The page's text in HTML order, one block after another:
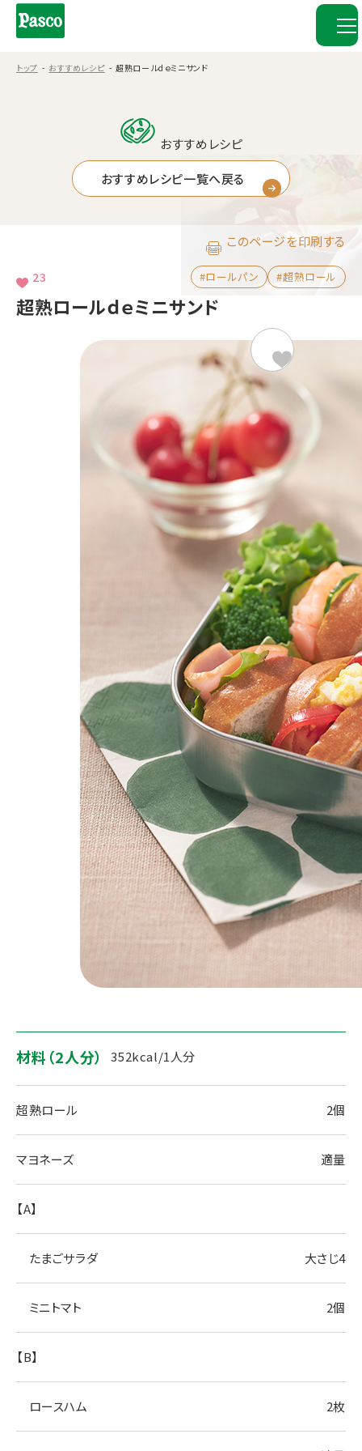
トップ おすすめレシピ 超熟ロールｄｅミニサンド
おすすめレシピ
おすすめレシピ一覧へ戻る
超熟ロールｄｅミニサンド
23 #ロールパン #超熟ロール
このページを印刷する
材料（2人分） 352kcal/1人分
超熟ロール 2個
マヨネーズ 適量
【A】
たまごサラダ 大さじ4
ミニトマト 2個
【B】
ロースハム 2枚